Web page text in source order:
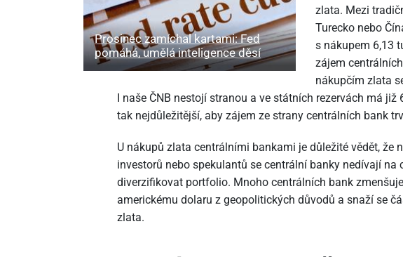
Prosinec zamíchal kartami: Fed
pomáhá, umělá inteligence děsí
zlata. Mezi
Turecko nebo
s nákupem 6,13
zájem
nákupčím zlata
I naše ČNB nestojí stranou a ve státních rezervách má
tak nejdůležitější, aby zájem ze strany centrálních bank
U nákupů zlata centrálními bankami je důležité vědět, že
investorů nebo spekulantů se centrální banky nedívají na
diverzifikovat portfolio. Mnoho centrálních bank
americkému dolaru z geopolitických důvodů a snaží se
zlata.